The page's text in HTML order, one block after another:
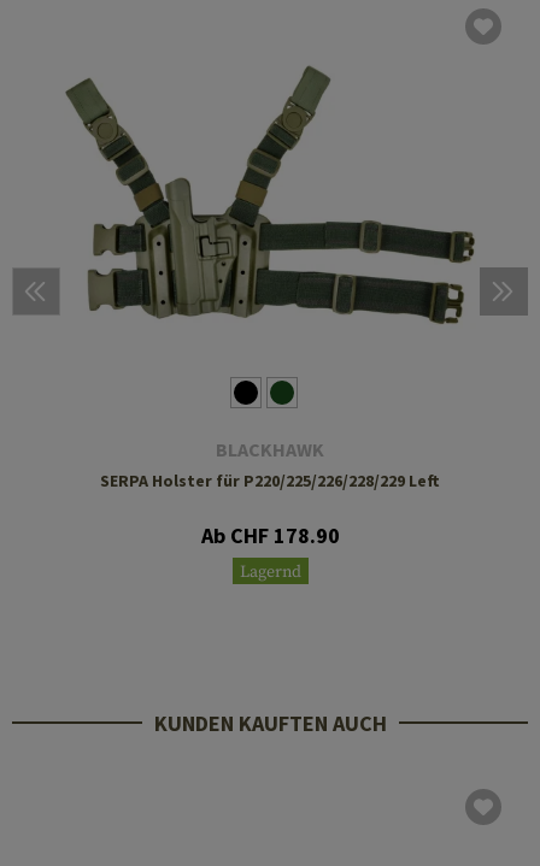
BLACKHAWK
SERPA Holster für P220/225/226/228/229 Left
Ab CHF 178.90
Lagernd
KUNDEN KAUFTEN AUCH